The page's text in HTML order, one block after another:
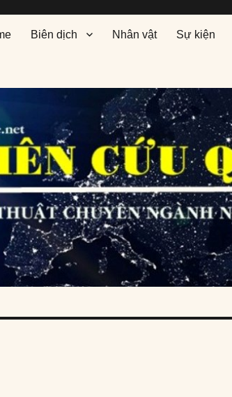
Biên dịch Nhân vật Sự kiện